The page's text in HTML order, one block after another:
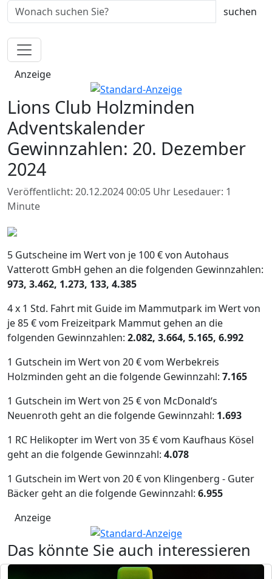
Anzeige
Lions Club Holzminden
Adventskalender
Gewinnzahlen: 20. Dezember
2024
Veröffentlicht: 20.12.2024 00:05 Uhr Lesedauer: 1
Minute
5 Gutscheine im Wert von je 100 € von Autohaus
Vatterott GmbH gehen an die folgenden Gewinnzahlen:
973, 3.462, 1.273, 133, 4.385
4 x 1 Std. Fahrt mit Guide im Mammutpark im Wert von
je 85 € vom Freizeitpark Mammut gehen an die
folgenden Gewinnzahlen: 2.082, 3.664, 5.165, 6.992
1 Gutschein im Wert von 20 € vom Werbekreis
Holzminden geht an die folgende Gewinnzahl: 7.165
1 Gutschein im Wert von 25 € von McDonald‘s
Neuenroth geht an die folgende Gewinnzahl: 1.693
1 RC Helikopter im Wert von 35 € vom Kaufhaus Kösel
geht an die folgende Gewinnzahl: 4.078
1 Gutschein im Wert von 20 € von Klingenberg - Guter
Bäcker geht an die folgende Gewinnzahl: 6.955
Anzeige
Das könnte Sie auch interessieren